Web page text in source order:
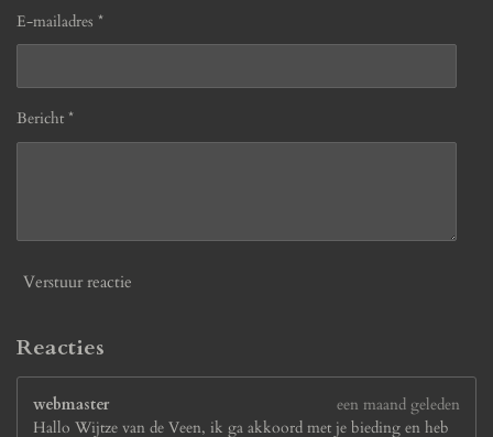
E-mailadres *
Bericht *
Verstuur reactie
Reacties
webmaster
een maand geleden
Hallo Wijtze van de Veen, ik ga akkoord met je bieding en heb